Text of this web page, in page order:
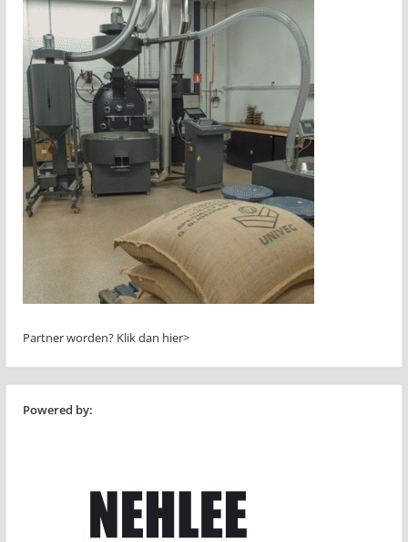
Partner worden? Klik dan hier>
Powered by: